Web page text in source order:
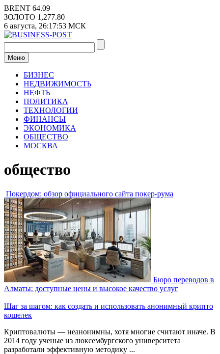
Перейти
к
содержимому
BRENT 64.09
ЗОЛОТО 1,277.80
6 августа, 26:17:53 МСК
Меню
БИЗНЕС
НЕДВИЖИМОСТЬ
НЕФТЬ
ПОЛИТИКА
ТЕХНОЛОГИИ
ФИНАНСЫ
ЭКОНОМИКА
ОБЩЕСТВО
МОСКВА
общество
Покердом: обзор официального сайта покер-рума
Бюро переводов в
Алматы: доступные цены и высокое качество услуг
Шаг за шагом: как создать и использовать анонимный крипто
кошелек
Криптовалюты — неанонимны, хотя многие считают иначе. В
2014 году ученые из люксембургского университета
разработали эффективную методику ...